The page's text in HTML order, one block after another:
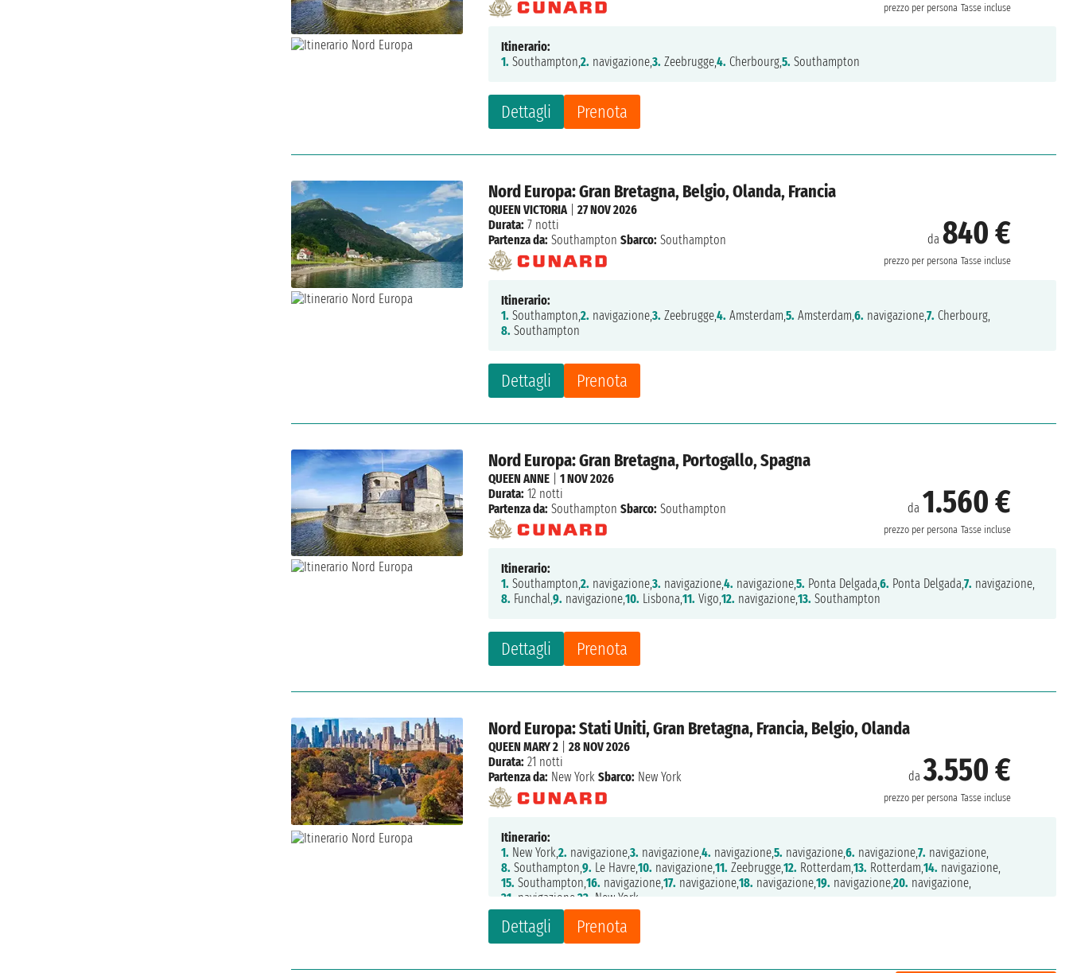
prezzo per persona Tasse incluse
Dettagli Prenota
Itinerario:
1. Southampton,2. navigazione,3. Zeebrugge,4. Cherbourg,5. Southampton
Nord Europa: Gran Bretagna, Belgio, Olanda, Francia
da840 €
prezzo per persona Tasse incluse
Dettagli Prenota
QUEEN VICTORIA|27 NOV 2026
Durata: 7 notti
Partenza da: Southampton Sbarco: Southampton
Itinerario:
1. Southampton,2. navigazione,3. Zeebrugge,4. Amsterdam,5. Amsterdam,6. navigazione,7. Cherbourg,
8. Southampton
Nord Europa: Gran Bretagna, Portogallo, Spagna
da 1.560 €
prezzo per persona Tasse incluse
Dettagli Prenota
QUEEN ANNE |1 NOV 2026
Durata: 12 notti
Partenza da: Southampton Sbarco: Southampton
Itinerario:
1. Southampton,2. navigazione,3. navigazione,4. navigazione,5. Ponta Delgada,6. Ponta Delgada,7. navigazione,
8. Funchal,9. navigazione,10. Lisbona,11. Vigo,12. navigazione,13. Southampton
Nord Europa: Stati Uniti, Gran Bretagna, Francia, Belgio, Olanda
da3.550 €
prezzo per persona Tasse incluse
Dettagli Prenota
QUEEN MARY 2 |28 NOV 2026
Durata: 21 notti
Partenza da: New York Sbarco: New York
Itinerario:
1. New York,2. navigazione,3. navigazione,4. navigazione,5. navigazione,6. navigazione,7. navigazione,
8. Southampton,9. Le Havre,10. navigazione,11. Zeebrugge,12. Rotterdam,13. Rotterdam,14. navigazione,
15. Southampton,16. navigazione,17. navigazione,18. navigazione,19. navigazione,20. navigazione,
21. navigazione,22. New York